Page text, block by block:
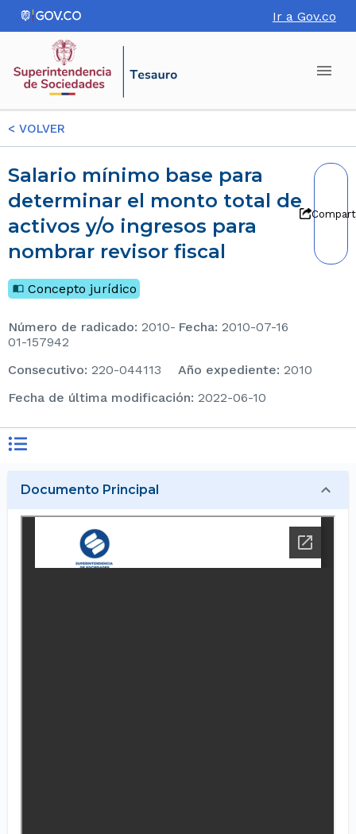
Ir a Gov.co
< VOLVER
Salario mínimo base para
determinar el monto total de
activos y/o ingresos para
nombrar revisor fiscal
Concepto jurídico
Número de radicado: 2010-
01-157942
Fecha: 2010-07-16
consecutivo: 220-044113 Año expediente: 2010
Fecha de última modificación: 2022-06-10
Documento Principal